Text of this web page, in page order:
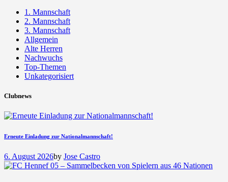
1. Mannschaft
2. Mannschaft
3. Mannschaft
Allgemein
Alte Herren
Nachwuchs
Top-Themen
Unkategorisiert
Clubnews
Erneute Einladung zur Nationalmannschaft!
6. August 2026by Jose Castro